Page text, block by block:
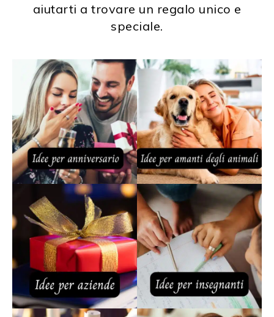
aiutarti a trovare un regalo unico e
speciale.